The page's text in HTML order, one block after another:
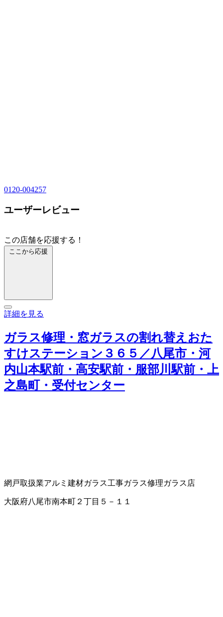
0120-004257
ユーザーレビュー
この店舗を応援する！
ここから応援
詳細を見る
ガラス修理・窓ガラスの割れ替えおた
すけステーション３６５／八尾市・河
内山本駅前・高安駅前・服部川駅前・上
之島町・受付センター
網戸取扱業アルミ建材ガラス工事ガラス修理ガラス店
大阪府八尾市南本町２丁目５－１１